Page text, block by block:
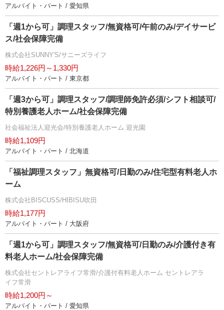
アルバイト・パート / 愛知県
「週1から可」調理スタッフ/無資格可/午前のみ/デイサービ
ス/社会保障完備
株式会社SUNNY'S/サニーズライフ
時給1,226円～1,330円
アルバイト・パート / 東京都
「週3から可」調理スタッフ/調理師免許必須/シフト相談可/
特別養護老人ホーム/社会保障完備
社会福祉法人迎光会/特別養護老人ホーム 迎光園
時給1,109円
アルバイト・パート / 北海道
「福祉調理スタッフ」無資格可/日勤のみ/住宅型有料老人ホ
ーム
株式会社BISCUSS/HIBISU吹田
時給1,177円
アルバイト・パート / 大阪府
「週1から可」調理スタッフ/無資格可/日勤のみ/介護付き有
料老人ホーム/社会保障完備
株式会社セントレアライフ常滑/介護付有料老人ホーム セントレアラ
イフ常滑
時給1,200円～
アルバイト・パート / 愛知県